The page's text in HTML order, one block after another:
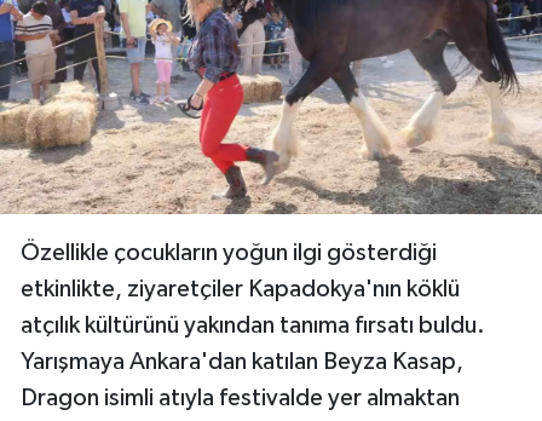
Özellikle çocukların yoğun ilgi gösterdiği
etkinlikte, ziyaretçiler Kapadokya'nın köklü
atçılık kültürünü yakından tanıma fırsatı buldu.
Yarışmaya Ankara'dan katılan Beyza Kasap,
Dragon isimli atıyla festivalde yer almaktan